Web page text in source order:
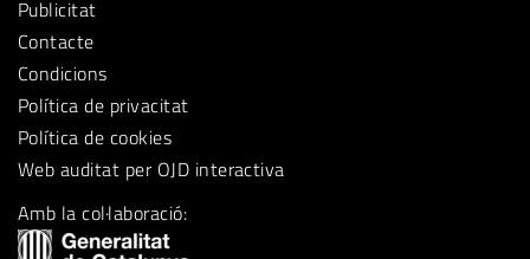
Publicitat
Contacte
Condicions
Política de privacitat
Política de cookies
Web auditat per OJD interactiva
Amb la col·laboració: